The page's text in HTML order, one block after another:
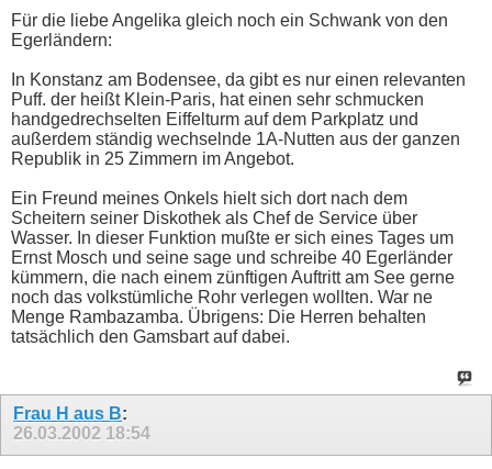
Für die liebe Angelika gleich noch ein Schwank von den
Egerländern:
In Konstanz am Bodensee, da gibt es nur einen relevanten
Puff. der heißt Klein-Paris, hat einen sehr schmucken
handgedrechselten Eiffelturm auf dem Parkplatz und
außerdem ständig wechselnde 1A-Nutten aus der ganzen
Republik in 25 Zimmern im Angebot.
Ein Freund meines Onkels hielt sich dort nach dem
Scheitern seiner Diskothek als Chef de Service über
Wasser. In dieser Funktion mußte er sich eines Tages um
Ernst Mosch und seine sage und schreibe 40 Egerländer
kümmern, die nach einem zünftigen Auftritt am See gerne
noch das volkstümliche Rohr verlegen wollten. War ne
Menge Rambazamba. Übrigens: Die Herren behalten
tatsächlich den Gamsbart auf dabei.
Frau H aus B:
26.03.2002 18:54